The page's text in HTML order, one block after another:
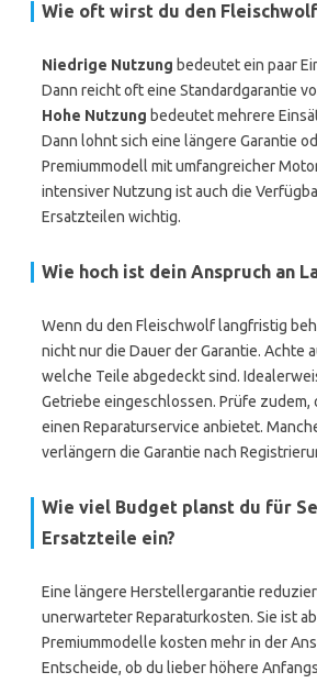
Wie oft wirst du den
Niedrige Nutzung bedeutet ein paar
Dann reicht oft eine Standardgarantie
Hohe Nutzung bedeutet mehrere
Dann lohnt sich eine längere Garantie
Premiummodell mit umfangreicher
intensiver Nutzung ist auch die
Ersatzteilen wichtig.
Wie hoch ist dein Anspruch an
Wenn du den Fleischwolf langfristig
nicht nur die Dauer der Garantie. Achte
welche Teile abgedeckt sind.
Getriebe eingeschlossen. Prüfe
einen Reparaturservice anbietet.
verlängern die Garantie nach
Wie viel Budget planst du für
Ersatzteile ein?
Eine längere Herstellergarantie
unerwarteter Reparaturkosten. Sie ist
Premiummodelle kosten mehr in der
Entscheide, ob du lieber höhere